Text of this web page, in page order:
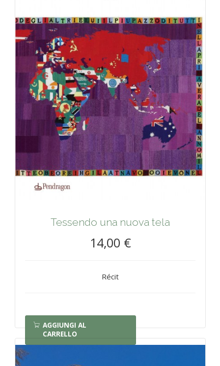
Tessendo una nuova tela
14,00 €
Récit
AGGIUNGI AL
CARRELLO